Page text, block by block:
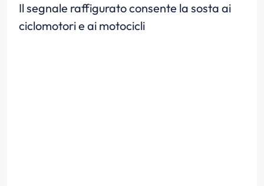
Il segnale raffigurato consente la sosta ai
ciclomotori e ai motocicli